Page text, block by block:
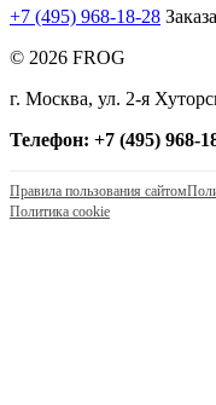
+7 (495) 968-18-28
© 2026 FROG
г. Москва, ул. 2-я
Телефон: +7 (495) 968-
Правила пользования сайтом
Политика cookie